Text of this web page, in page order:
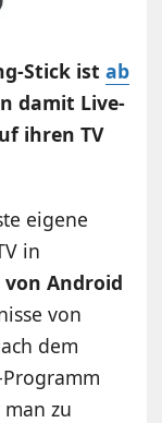
Stick istab
damit Live-
ihren TV
eigene
in
von Android
von
dem
zu